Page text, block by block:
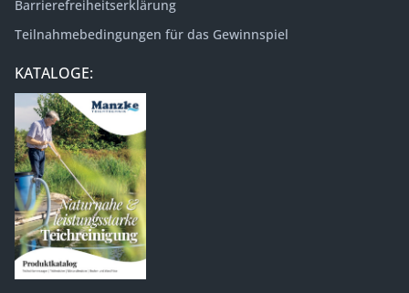
Barrierefreiheitserklärung
Teilnahmebedingungen für das Gewinnspiel
KATALOGE: